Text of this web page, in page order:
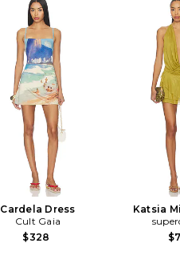
Cardela Dress
Cult Gaia
$328
Katsia